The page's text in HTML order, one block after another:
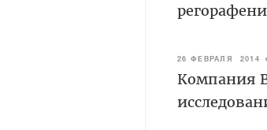
26 ФЕВРАЛЯ 2014
Компания